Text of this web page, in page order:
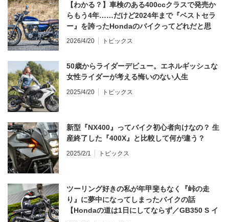
【わかる？】車検のある400ccクラスで発売か
らもう4年……だけど2024年まで『ベストセラ
ー』を誇ったHondaのバイクってどれだと思
う？
2026/4/20 トピックス
50歳からライダーデビュー。エネルギッシュな
女性ライダーが考える悔いのない人生
2025/4/20 トピックス
新型『NX400』ってバイク初心者向けなの？ 生
産終了した『400X』と比較して何が違う？
2025/2/1 トピックス
ツーリング好きの私が年甲斐もなく『峠の走
り』に夢中になってしまったバイクの話
【Hondaの道は1日にしてならず／GB350 S イ